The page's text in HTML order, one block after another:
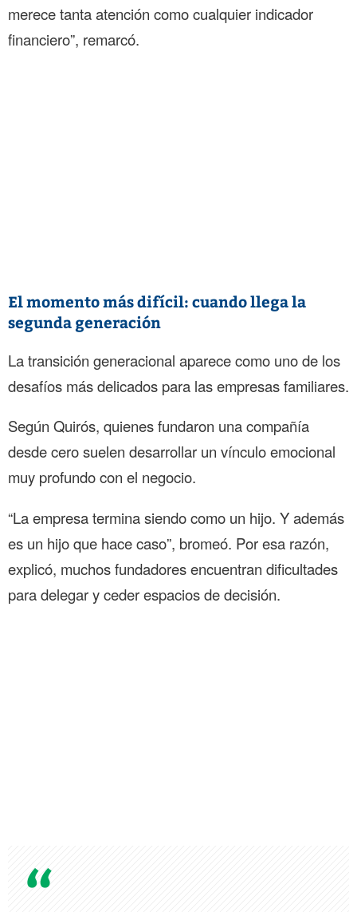
merece tanta atención como cualquier indicador
financiero”, remarcó.
El momento más difícil: cuando llega la
segunda generación
La transición generacional aparece como uno de los
desafíos más delicados para las empresas familiares.
Según Quirós, quienes fundaron una compañía
desde cero suelen desarrollar un vínculo emocional
muy profundo con el negocio.
“La empresa termina siendo como un hijo. Y además
es un hijo que hace caso”, bromeó. Por esa razón,
explicó, muchos fundadores encuentran dificultades
para delegar y ceder espacios de decisión.